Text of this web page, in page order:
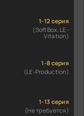
1-12 серия
(SoftBox, LE-
Vitation)
1-8 серия
(LE-Production)
1-13 серия
(Не требуется)